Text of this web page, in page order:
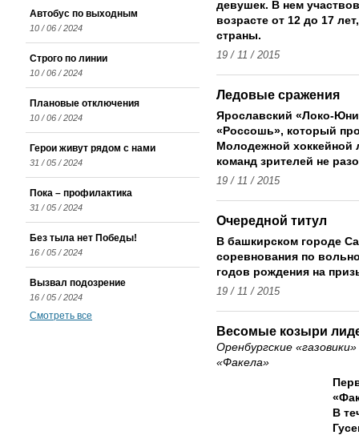
девушек. В нем
возрасте от 12 до 17
страны.
19 / 11 / 2015
Ледовые сражения
Ярославский «Локо-
«Россошь», который
Молодежной хоккейной
команд зрителей не
19 / 11 / 2015
Очередной титул
В башкирском городе
соревнования по
годов рождения на
19 / 11 / 2015
Весомые козыри
Оренбургские
«Факела»
В
Автобус по выходным
10 / 06 / 2024
Строго по линии
10 / 06 / 2024
Плановые отключения
10 / 06 / 2024
Герои живут рядом с нами
31 / 05 / 2024
Пока – профилактика
31 / 05 / 2024
Без тыла нет Победы!
16 / 05 / 2024
Вызвал подозрение
16 / 05 / 2024
Смотреть все